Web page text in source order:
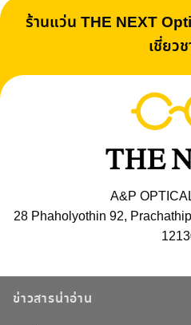
ร้านแว่น THE NEXT
เชี่ยว
A&P
28 Phaholyothin 92,
ข่าวสารน่าอ่าน